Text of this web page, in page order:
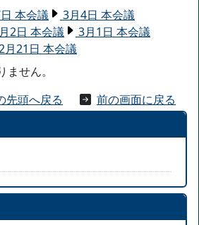
本会議
3月4日 本会議
2日 本会議
3月1日 本会議
月21日 本会議
せん。
先頭へ戻る
前の画面に戻る